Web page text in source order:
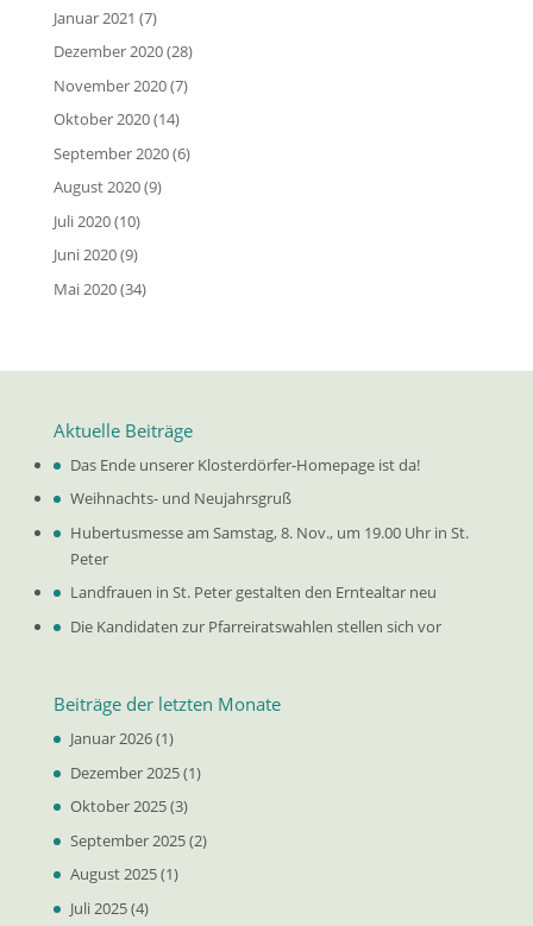
Januar 2021 (7)
Dezember 2020(28)
November 2020(7)
Oktober 2020(14)
September 2020(6)
August 2020(9)
Juli 2020(10)
Juni 2020(9)
Mai 2020(34)
Aktuelle Beiträge
Das Ende unserer Klosterdörfer-Homepage ist da!
Weihnachts- und Neujahrsgruß
Hubertusmesse am Samstag, 8. Nov., um 19.00 Uhr in St.
Peter
Landfrauen in St. Peter gestalten den Erntealtar neu
Die Kandidaten zur Pfarreiratswahlen stellen sich vor
Beiträge der letzten Monate
Januar 2026(1)
Dezember 2025(1)
Oktober 2025(3)
September 2025(2)
August 2025(1)
Juli 2025(4)